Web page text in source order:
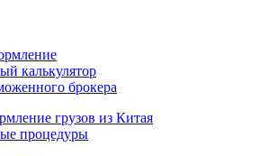
калькулятор
брокера
грузов из Китая
процедуры